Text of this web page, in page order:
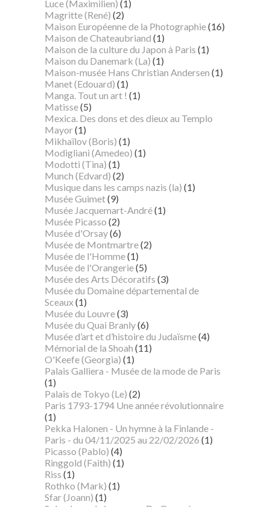
Luce (Maximilien) (1)
Magritte (René) (2)
Maison Européenne de la Photographie(16)
Maison de Chateaubriand (1)
Maison de la culture du Japon à Paris (1)
Maison du Danemark (La) (1)
Maison-musée Hans Christian Andersen (1)
Manet (Edouard) (1)
Manga. Tout un art ! (1)
Matisse(5)
Mexica. Des dons et des dieux au Templo
Mayor(1)
Mikhaïlov (Boris) (1)
Modigliani (Amedeo) (1)
Modotti (Tina) (1)
Munch (Edvard) (2)
Musique dans les camps nazis (la) (1)
Musée Guimet(9)
Musée Jacquemart-André(1)
Musée Picasso (2)
Musée d'Orsay(6)
Musée de Montmartre(2)
Musée de l'Homme(1)
Musée de l'Orangerie(5)
Musée des Arts Décoratifs (3)
Musée du Domaine départemental de
Sceaux(1)
Musée du Louvre(3)
Musée du Quai Branly(6)
Musée d’art et d’histoire du Judaïsme(4)
Mémorial de la Shoah (11)
O'Keefe (Georgia) (1)
Palais Galliera - Musée de la mode de Paris
(1)
Palais de Tokyo (Le) (2)
Paris 1793-1794 Une année révolutionnaire
(1)
Pekka Halonen - Un hymne à la Finlande -
Paris - du 04/11/2025 au 22/02/2026 (1)
Picasso (Pablo) (4)
Ringgold (Faith) (1)
Riss (1)
Rothko (Mark) (1)
Sfar (Joann) (1)